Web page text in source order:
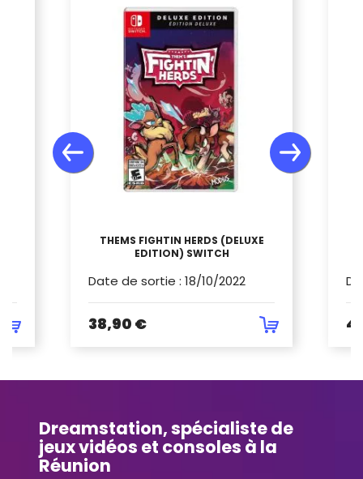
THEMS FIGHTIN HERDS (DELUXE
EDITION) SWITCH
Date de sortie : 18/10/2022
38,90 €
Dreamstation, spécialiste de
jeux vidéos et consoles à la
Réunion